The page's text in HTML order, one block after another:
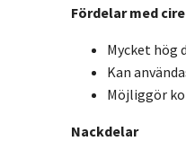
Fördelar med
Mycket hög
Kan
Möjliggör
Nackdelar